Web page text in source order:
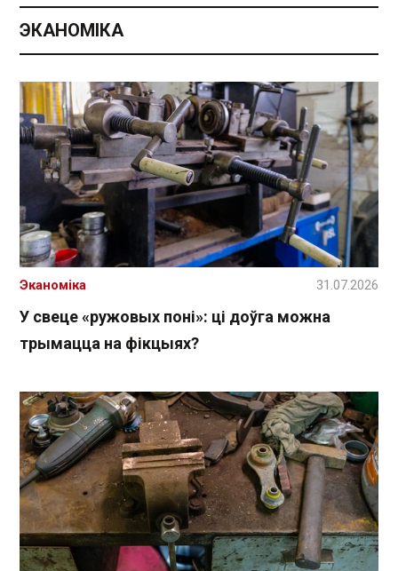
ЭКАНОМІКА
У свеце «ружовых поні»: ці доўга можна
трымацца на фікцыях?
Эканоміка 31.07.2026